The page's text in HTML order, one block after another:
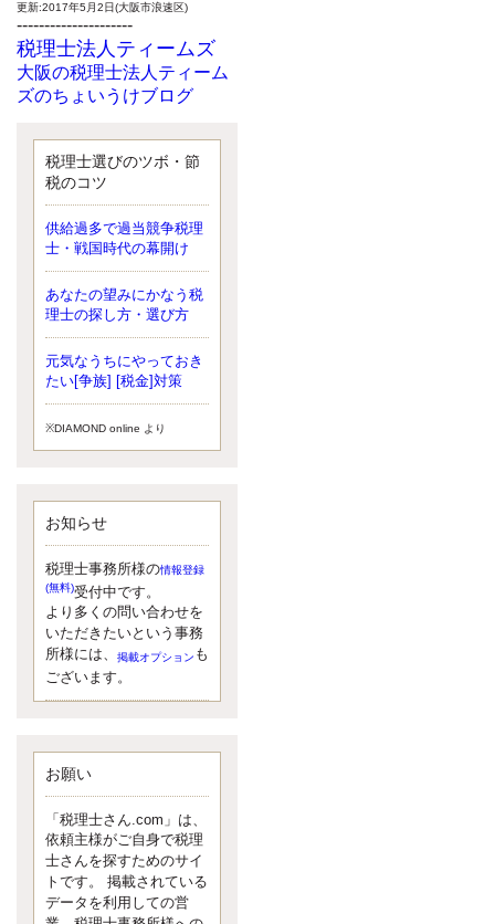
更新:2017年5月2日(大阪市浪速区)
---------------------
税理士法人ティームズ
大阪の税理士法人ティーム
ズのちょいうけブログ
なったことに気付いた、税理士の
北井です。寂しいです。 先日、テ
ィームズイベントとしてバーベキ
ップしようと思いましたが、そこ
はセンスある後のブロガーに任せ
ようと思います。
更新:2017年5月1日(大阪市北区)
---------------------
サクセス会計事務所
サクセス税理士のお役立ち
ブログ
平成２７年１月１日以降開始の相
続より、相続税の基礎控除額（相
続税が課税されない遺産の上限
しています。
更新:2017年5月1日(大阪市中央区)
湘南BUN税理士事務所
湘南のぽっちゃり女性税理
士松村文子と湘南ＢＵ
また最近、税理士試験のご相談を
受けることおおくなりました。受
験申し込み受け付け開始になるか
ダメと思う前に、全力で勝負して
みたいです！
京都のやわらか女性税理
イクメン税理士による税金
ブログです。
税理士選びのツボ・節
税のコツ
供給過多で過当競争税理
士・戦国時代の幕開け
あなたの望みにかなう税
理士の探し方・選び方
元気なうちにやっておき
たい[争族] [税金]対策
※DIAMOND online より
お知らせ
税理士事務所様の情報登録
(無料)受付中です。
より多くの問い合わせを
いただきたいという事務
所様には、
掲載オプション も
ございます。
お願い
「税理士さん.com」は、
依頼主様がご自身で税理
士さんを探すためのサイ
トです。 掲載されている
データを利用しての営